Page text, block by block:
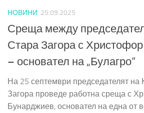
НОВИНИ 25.09.2025
Среща между
Стара Загора с
– основател на „Булагро“
На 25 септември председателят
Загора проведе работна среща с
Бунарджиев, основател на една от